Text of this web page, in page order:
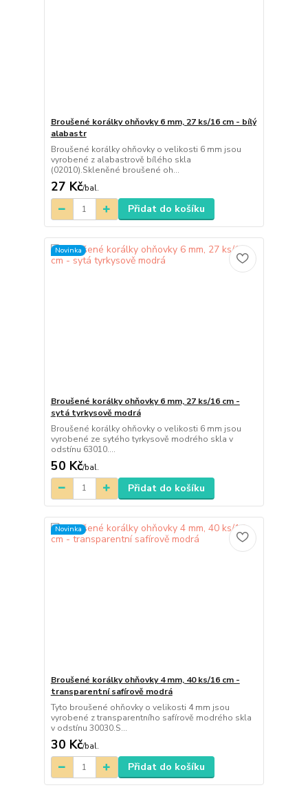
Broušené korálky ohňovky 6 mm, 27 ks/16 cm - bílý
alabastr
Broušené korálky ohňovky o velikosti 6 mm jsou
vyrobené z alabastrově bílého skla
(02010).Skleněné broušené oh...
27 Kč/bal.
Přidat do košíku
Novinka
Broušené korálky ohňovky 6 mm, 27 ks/16 cm -
sytá tyrkysově modrá
Broušené korálky ohňovky o velikosti 6 mm jsou
vyrobené ze sytého tyrkysově modrého skla v
odstínu 63010....
50 Kč/bal.
Přidat do košíku
Novinka
Broušené korálky ohňovky 4 mm, 40 ks/16 cm -
transparentní safírově modrá
Tyto broušené ohňovky o velikosti 4 mm jsou
vyrobené z transparentního safírově modrého skla
v odstínu 30030.S...
30 Kč/bal.
Přidat do košíku